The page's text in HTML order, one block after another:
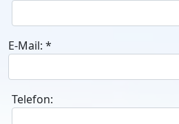
E-Mail: *
Telefon: